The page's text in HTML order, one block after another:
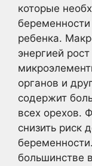
которые
беременности
ребенка.
энергией
органов и
содержит
всех орехов.
снизить риск
большинстве